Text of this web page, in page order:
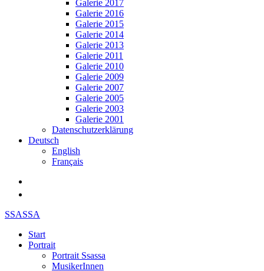
Galerie 2017
Galerie 2016
Galerie 2015
Galerie 2014
Galerie 2013
Galerie 2011
Galerie 2010
Galerie 2009
Galerie 2007
Galerie 2005
Galerie 2003
Galerie 2001
Datenschutzerklärung
Deutsch
English
Français
SSASSA
Start
Portrait
Portrait Ssassa
MusikerInnen